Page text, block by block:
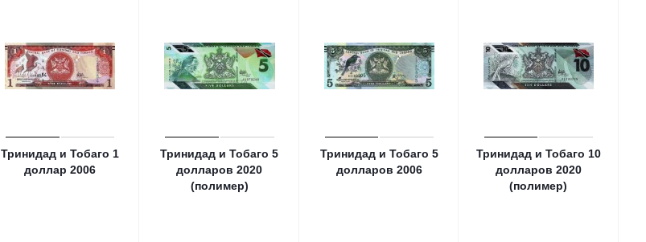
Тринидад и Тобаго 1
доллар 2006
Тринидад и Тобаго 5
долларов 2020
(полимер)
Тринидад и Тобаго 5
долларов 2006
Тринидад и Тобаго 10
долларов 2020
(полимер)